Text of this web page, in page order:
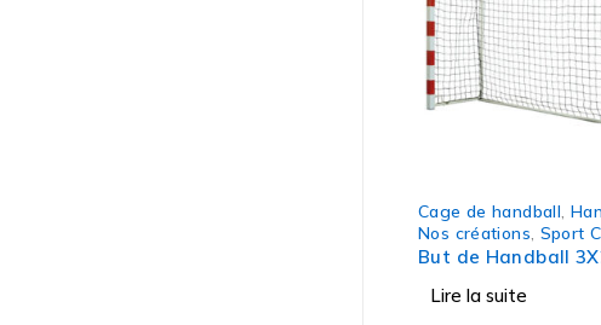
Cage de handball
Nos créations Sport
But de Handball
Lire la suite